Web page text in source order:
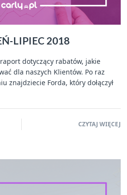
LIPIEC 2018
dotyczący rabatów, jakie
dla naszych Klientów. Po raz
znajdziecie Forda, który dołączył
CZYTAJ WIĘCEJ